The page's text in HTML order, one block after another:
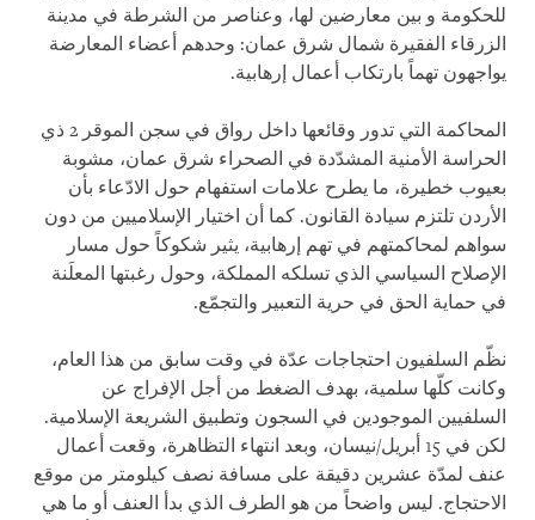
للحكومة و بين معارضين لها، وعناصر من الشرطة في مدينة
الزرقاء الفقيرة شمال شرق عمان: وحدهم أعضاء المعارضة
يواجهون تهماً بارتكاب أعمال إرهابية.
المحاكمة التي تدور وقائعها داخل رواق في سجن الموقر 2 ذي
الحراسة الأمنية المشدّدة في الصحراء شرق عمان، مشوبة
بعيوب خطيرة، ما يطرح علامات استفهام حول الادّعاء بأن
الأردن تلتزم سيادة القانون. كما أن اختيار الإسلاميين من دون
سواهم لمحاكمتهم في تهم إرهابية، يثير شكوكاً حول مسار
الإصلاح السياسي الذي تسلكه المملكة، وحول رغبتها المعلَنة
في حماية الحق في حرية التعبير والتجمّع.
نظّم السلفيون احتجاجات عدّة في وقت سابق من هذا العام،
وكانت كلّها سلمية، بهدف الضغط من أجل الإفراج عن
السلفيين الموجودين في السجون وتطبيق الشريعة الإسلامية.
لكن في 15 أبريل/نيسان، وبعد انتهاء التظاهرة، وقعت أعمال
عنف لمدّة عشرين دقيقة على مسافة نصف كيلومتر من موقع
الاحتجاج. ليس واضحاً من هو الطرف الذي بدأ العنف أو ما هي